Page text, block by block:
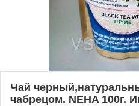
Чай
чабрецом. NEHA 100г.